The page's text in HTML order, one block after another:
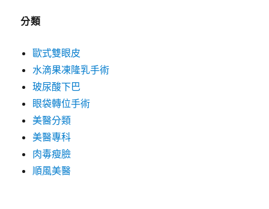
分類
歐式雙眼皮
水滴果凍隆乳手術
玻尿酸下巴
眼袋轉位手術
美醫分類
美醫專科
肉毒瘦臉
順風美醫